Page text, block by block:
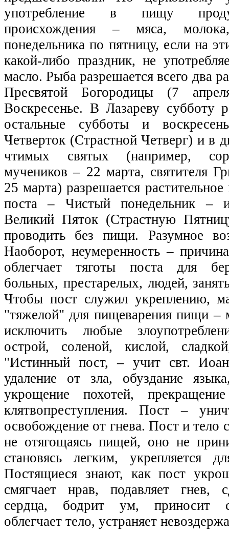
употребление в пищу
происхождения – мяса,
понедельника по пятницу, если на
какой-либо праздник, не
масло. Рыба разрешается всего два
Пресвятой Богородицы (7
Воскресенье. В Лазареву субботу
остальные субботы и
Четверток (Страстной Четверг) и в
чтимых святых (например,
мучеников – 22 марта, святителя
25 марта) разрешается
поста – Чистый понедельник –
Великий Пяток (Страстную
проводить без пищи. Разумное
Наоборот, неумеренность –
облегчает тяготы поста для
больных, престарелых, людей,
Чтобы пост служил укреплению,
"тяжелой" для пищеварения пищи
исключить любые
острой, соленой, кислой,
"Истинный пост, – учит свт.
удаление от зла, обуздание
укрощение похотей,
клятвопреступления. Пост –
освобождение от гнева. Пост и тело
не отягощаясь пищей, оно не
становясь легким, укрепляется
Постящиеся знают, как пост
смягчает нрав, подавляет гнев,
сердца, бодрит ум, приносит
облегчает тело, устраняет